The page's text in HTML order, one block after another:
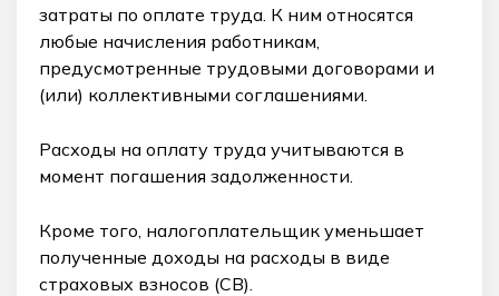
затраты по оплате труда. К ним относятся
любые начисления работникам,
предусмотренные трудовыми договорами и
(или) коллективными соглашениями.
Расходы на оплату труда учитываются в
момент погашения задолженности.
Кроме того, налогоплательщик уменьшает
полученные доходы на расходы в виде
страховых взносов (СВ).